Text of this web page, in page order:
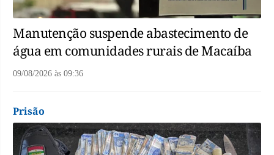
Manutenção suspende abastecimento de
água em comunidades rurais de Macaíba
09/08/2026 às 09:36
Prisão